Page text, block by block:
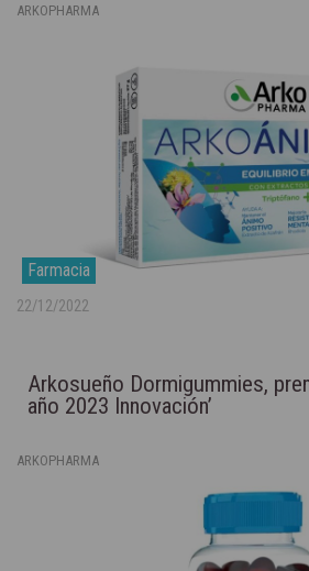
ARKOPHARMA
Farmacia
22/12/2022
Arkosueño Dormigummies,
año 2023 Innovación’
ARKOPHARMA